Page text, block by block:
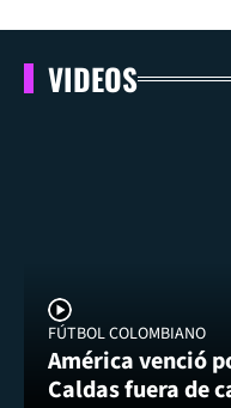
VIDEOS
FÚTBOL COLOMBIANO
América venció
Caldas fuera de